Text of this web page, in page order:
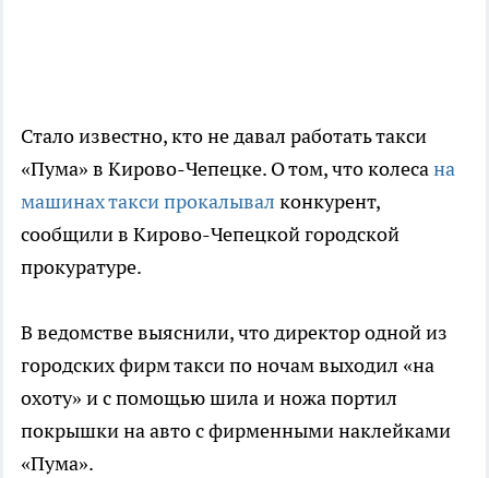
Стало известно, кто не давал работать такси
«Пума» в Кирово-Чепецке. О том, что колесана
машинах такси прокалывал конкурент,
сообщили в Кирово-Чепецкой городской
прокуратуре.
В ведомстве выяснили, что директор одной из
городских фирм такси по ночам выходил «на
охоту» и с помощью шила и ножа портил
покрышки на авто с фирменными наклейками
«Пума».